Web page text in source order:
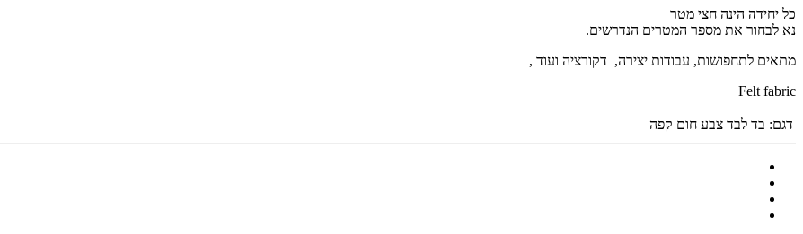
כל יחידה הינה חצי מטר
נא לבחור את מספר המטרים הנדרשים.
מתאים לתחפושות, עבודות יצירה, דקורציה ועוד ,
Felt fabric
דגם: בד לבד צבע חום קפה